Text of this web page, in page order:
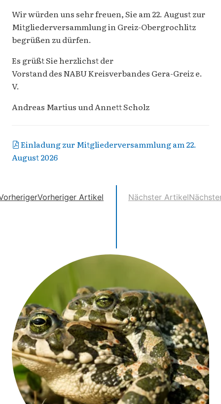
Wir würden uns sehr freuen, Sie am 22. August zur
Mitgliederversammlung in Greiz-Obergrochlitz
begrüßen zu dürfen.
Es grüßt Sie herzlichst der
Vorstand des NABU Kreisverbandes Gera-Greiz e.
V.
Andreas Martius und Annett Scholz
Einladung zur Mitgliederversammlung am 22.
August 2026
Vorheriger Artikel Nächster Artikel